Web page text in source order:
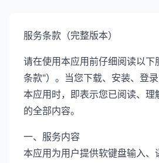
服务条款（完整版本）
请在使用本应用前仔细阅读以下
条款"）。当您下载、安装、登
本应用时，即表示您已阅读、理
的全部内容。
一、服务内容
本应用为用户提供软键盘输入、